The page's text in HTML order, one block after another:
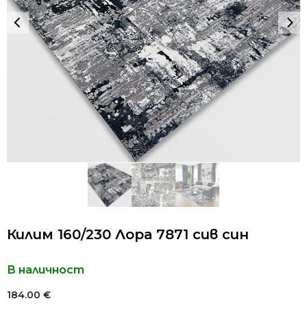
Килим 160/230 Лора 7871 сив син
В наличност
184.00 €